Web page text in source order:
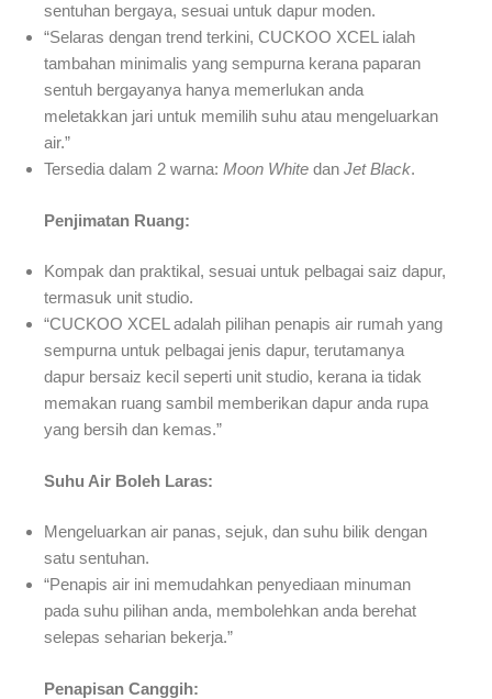
sentuhan bergaya, sesuai untuk dapur moden.
“Selaras dengan trend terkini, CUCKOO XCEL ialah
tambahan minimalis yang sempurna kerana paparan
sentuh bergayanya hanya memerlukan anda
meletakkan jari untuk memilih suhu atau mengeluarkan
air.”
Tersedia dalam 2 warna: Moon White dan Jet Black.
Penjimatan Ruang:
Kompak dan praktikal, sesuai untuk pelbagai saiz dapur,
termasuk unit studio.
“CUCKOO XCEL adalah pilihan penapis air rumah yang
sempurna untuk pelbagai jenis dapur, terutamanya
dapur bersaiz kecil seperti unit studio, kerana ia tidak
memakan ruang sambil memberikan dapur anda rupa
yang bersih dan kemas.”
Suhu Air Boleh Laras:
Mengeluarkan air panas, sejuk, dan suhu bilik dengan
satu sentuhan.
“Penapis air ini memudahkan penyediaan minuman
pada suhu pilihan anda, membolehkan anda berehat
selepas seharian bekerja.”
Penapisan Canggih: